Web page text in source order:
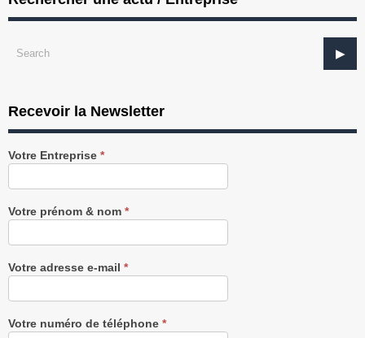
Recevoir la Newsletter
Recevez
notre
gratuitement
Votre Entreprise *
Votre prénom & nom *
Votre adresse e-mail *
Votre numéro de téléphone *